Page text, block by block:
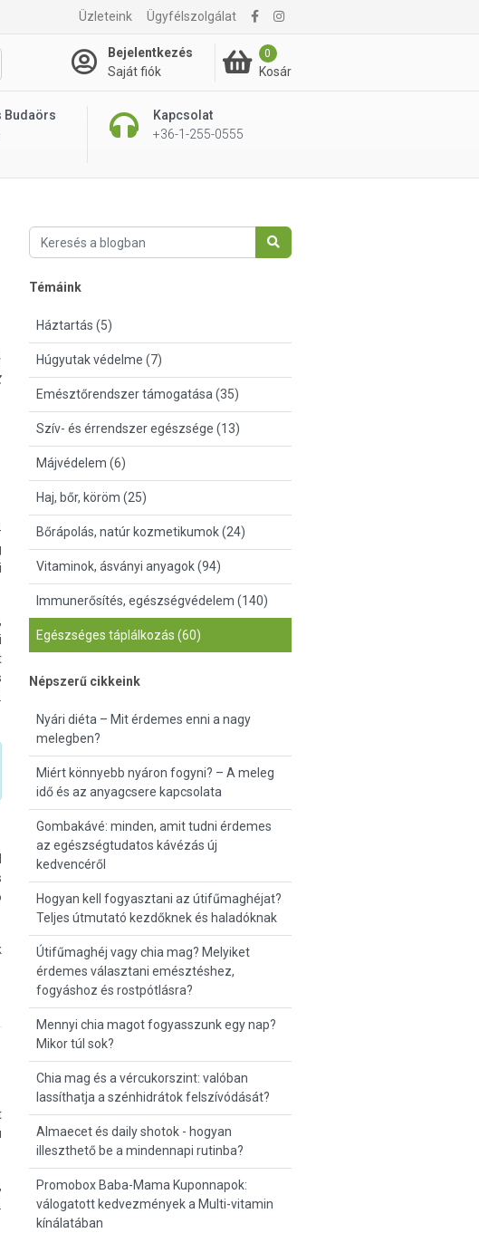
Üzleteink Ügyfélszolgálat
Bejelentkezés
Saját fiók
0
Kosár
Budaörs
Kapcsolat
+36-1-255-0555
Témáink
Háztartás (5)
Húgyutak védelme (7)
Emésztőrendszer támogatása (35)
Szív- és érrendszer egészsége (13)
Májvédelem (6)
Haj, bőr, köröm (25)
Bőrápolás, natúr kozmetikumok (24)
Vitaminok, ásványi anyagok (94)
Immunerősítés, egészségvédelem (140)
Egészséges táplálkozás (60)
Népszerű cikkeink
Nyári diéta – Mit érdemes enni a nagy
melegben?
Miért könnyebb nyáron fogyni? – A meleg
idő és az anyagcsere kapcsolata
Gombakávé: minden, amit tudni érdemes
az egészségtudatos kávézás új
kedvencéről
Hogyan kell fogyasztani az útifűmaghéjat?
Teljes útmutató kezdőknek és haladóknak
Útifűmaghéj vagy chia mag? Melyiket
érdemes választani emésztéshez,
fogyáshoz és rostpótlásra?
Mennyi chia magot fogyasszunk egy nap?
Mikor túl sok?
Chia mag és a vércukorszint: valóban
lassíthatja a szénhidrátok felszívódását?
Almaecet és daily shotok - hogyan
illeszthető be a mindennapi rutinba?
Promobox Baba-Mama Kuponnapok:
válogatott kedvezmények a Multi-vitamin
kínálatában